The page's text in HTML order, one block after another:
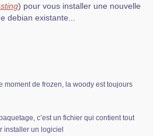
) pour vous installer une nouvelle
debian existante...
moment de frozen, la woody est toujours
c’est un fichier qui contient tout
installer un logiciel